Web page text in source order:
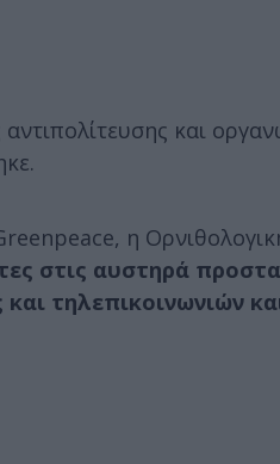
και
η
στις αυστηρά
τηλεπικοινωνιών